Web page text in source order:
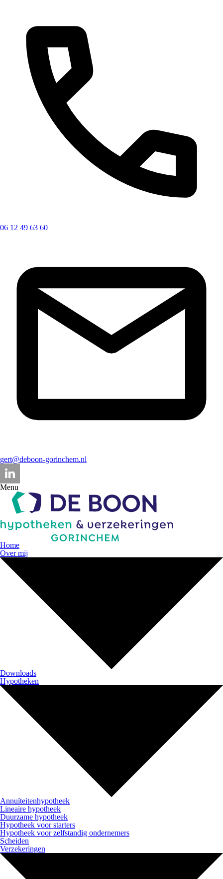
06 12 49 63 60
gert@deboon-gorinchem.nl
Menu
Home
Over mij
Downloads
Hypotheken
Annuïteitenhypotheek
Lineaire hypotheek
Duurzame hypotheek
Hypotheek voor starters
Hypotheek voor zelfstandig ondernemers
Scheiden
Verzekeringen